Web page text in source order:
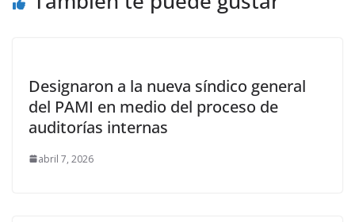
Designaron a la nueva síndico general
del PAMI en medio del proceso de
auditorías internas
abril 7, 2026